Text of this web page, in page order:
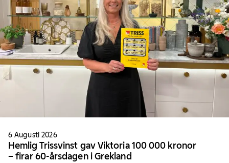
6 Augusti 2026
Hemlig Trissvinst gav Viktoria 100 000 kronor
– firar 60-årsdagen i Grekland